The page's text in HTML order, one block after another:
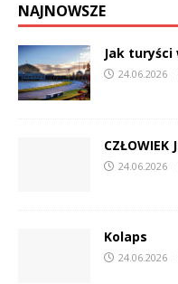
NAJNOWSZE
Jak turyści
24.06.2026
CZŁOWIEK
24.06.2026
Kolaps
24.06.2026